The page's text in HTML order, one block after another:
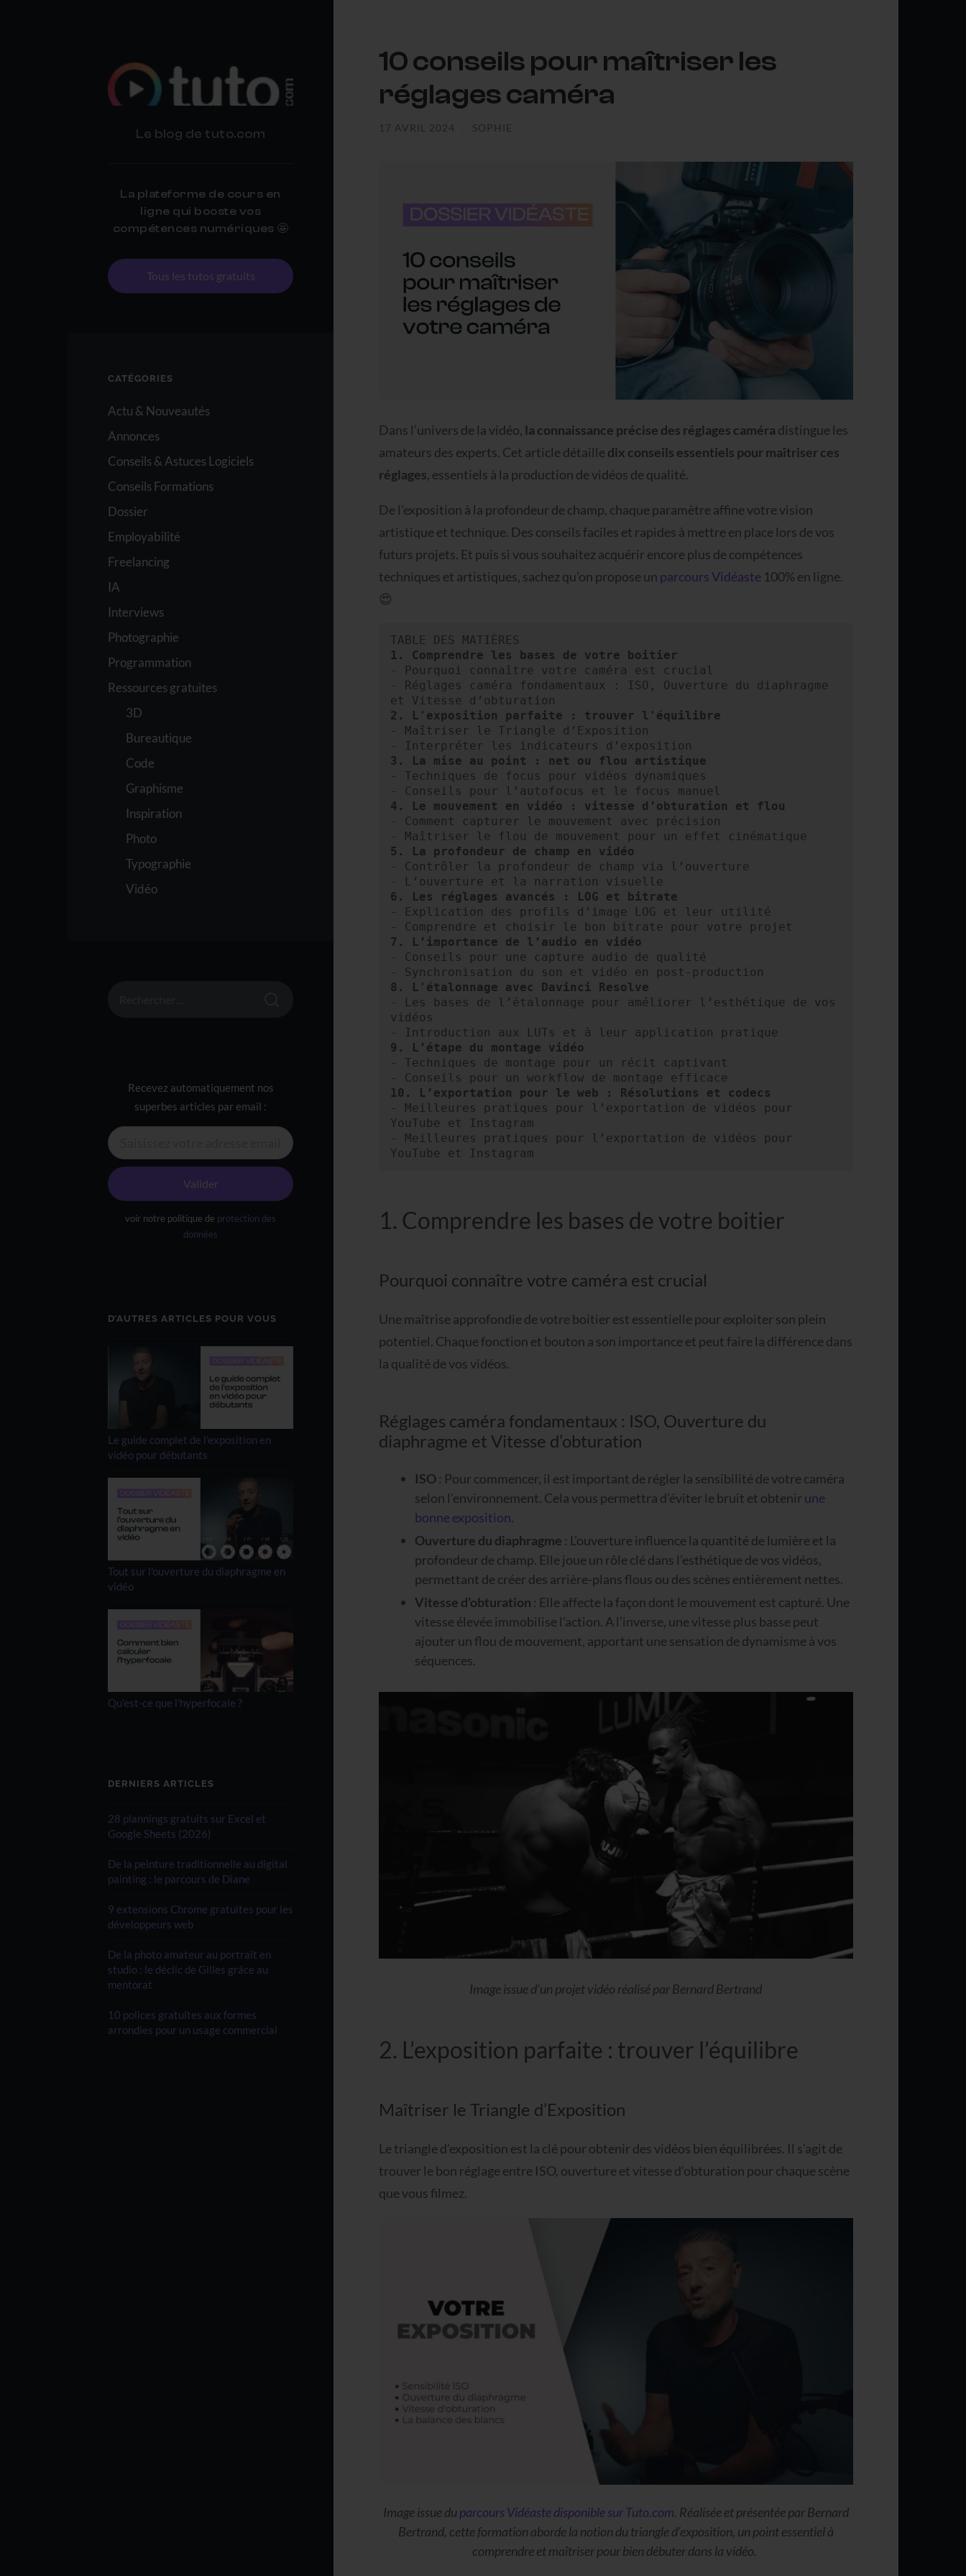
TUTO.COM
Le blog de tuto.com
La plateforme de cours en
ligne qui booste vos
compétences numériques 🤩
Tous les tutos gratuits
CATÉGORIES
Actu & Nouveautés
Annonces
Conseils & Astuces Logiciels
Conseils Formations
Dossier
Employabilité
Freelancing
IA
Interviews
Photographie
Programmation
Ressources gratuites
3D
Bureautique
Code
Graphisme
Inspiration
Photo
Typographie
Vidéo
Recevez automatiquement nos
superbes articles par email :
Valider
voir notre politique de protection des
données
D’AUTRES ARTICLES POUR VOUS
Le guide complet de l'exposition en
vidéo pour débutants
Tout sur l'ouverture du diaphragme en
vidéo
Qu'est-ce que l'hyperfocale ?
DERNIERS ARTICLES
28 plannings gratuits sur Excel et
Google Sheets (2026)
De la peinture traditionnelle au digital
painting : le parcours de Diane
9 extensions Chrome gratuites pour les
développeurs web
De la photo amateur au portrait en
studio : le déclic de Gilles grâce au
mentorat
10 polices gratuites aux formes
arrondies pour un usage commercial
10 conseils pour maîtriser les
réglages caméra
17 AVRIL 2024 SOPHIE
Dans l’univers de la vidéo, la connaissance précise des réglages caméra distingue les
amateurs des experts. Cet article détaille dix conseils essentiels pour maîtriser ces
réglages, essentiels à la production de vidéos de qualité.
De l’exposition à la profondeur de champ, chaque paramètre affine votre vision
artistique et technique. Des conseils faciles et rapides à mettre en place lors de vos
futurs projets. Et puis si vous souhaitez acquérir encore plus de compétences
techniques et artistiques, sachez qu’on propose un parcours Vidéaste100% en ligne.
😍
1. Comprendre les bases de votre boitier
- Pourquoi connaître votre caméra est crucial
- Réglages caméra fondamentaux : ISO, Ouverture du diaphragme
2. L'exposition parfaite : trouver l'équilibre
- Maîtriser le Triangle d’Exposition
- Techniques de focus pour vidéos dynamiques
4. Le mouvement en vidéo : vitesse d’obturation et flou
- Comment capturer le mouvement avec précision
5. La profondeur de champ en vidéo
- Contrôler la profondeur de champ via l’ouverture
6. Les réglages avancés : LOG et bitrate
- Explication des profils d’image LOG et leur utilité
7. L’importance de l’audio en vidéo
- Conseils pour une capture audio de qualité
8. L'étalonnage avec Davinci Resolve
- Les bases de l’étalonnage pour améliorer l’esthétique de vos
vidéos
9. L’étape du montage vidéo
- Techniques de montage pour un récit captivant
10. L’exportation pour le web : Résolutions et codecs
- Meilleures pratiques pour l’exportation de vidéos pour
YouTube et Instagram
- Meilleures pratiques pour l’exportation de vidéos pour
YouTube et Instagram
1. Comprendre les bases de votre boitier
Pourquoi connaître votre caméra est crucial
Une maîtrise approfondie de votre boitier est essentielle pour exploiter son plein
potentiel. Chaque fonction et bouton a son importance et peut faire la différence dans
la qualité de vos vidéos.
Réglages caméra fondamentaux : ISO, Ouverture du
diaphragme et Vitesse d’obturation
ISO: Pour commencer, il est important de régler la sensibilité de votre caméra
selon l’environnement. Cela vous permettra d’éviter le bruit et obtenirune
bonne exposition.
Ouverture du diaphragme : L’ouverture influence la quantité de lumière et la
profondeur de champ. Elle joue un rôle clé dans l’esthétique de vos vidéos,
permettant de créer des arrière-plans flous ou des scènes entièrement nettes.
Vitesse d’obturation : Elle affecte la façon dont le mouvement est capturé. Une
vitesse élevée immobilise l’action. A l’inverse, une vitesse plus basse peut
ajouter un flou de mouvement, apportant une sensation de dynamisme à vos
séquences.
Image issue d’un projet vidéo réalisé par Bernard Bertrand
2. L’exposition parfaite : trouver l’équilibre
Maîtriser le Triangle d’Exposition
Le triangle d’exposition est la clé pour obtenir des vidéos bien équilibrées. Il s’agit de
trouver le bon réglage entre ISO, ouverture et vitesse d’obturation pour chaque scène
que vous filmez.
Image issue duparcours Vidéaste disponible sur Tuto.com. Réalisée et présentée par Bernard
Bertrand, cette formation aborde la notion du triangle d’exposition, un point essentiel à
comprendre et maîtriser pour bien débuter dans la vidéo.